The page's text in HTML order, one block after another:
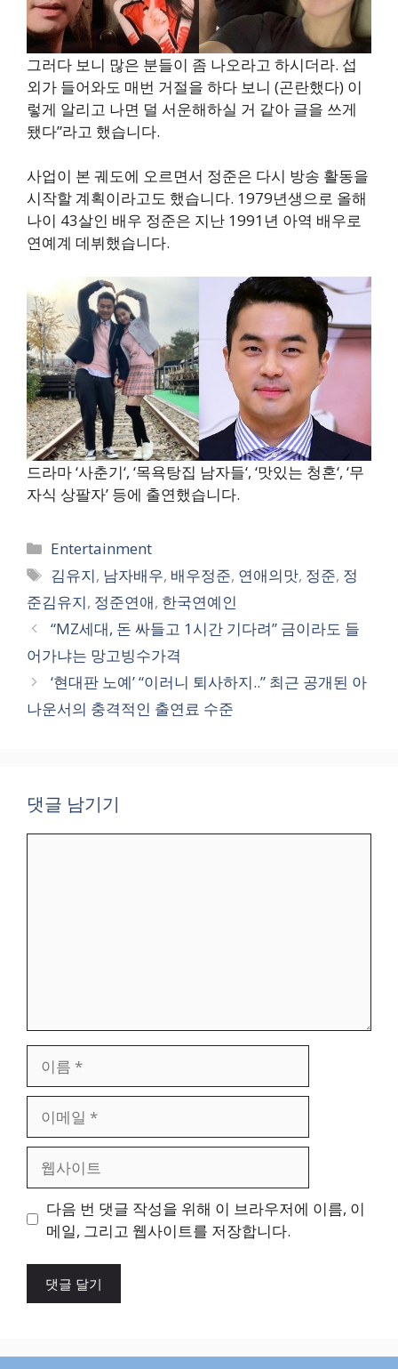
그러다 보니 많은 분들이 좀 나오라고 하시더라. 섭
외가 들어와도 매번 거절을 하다 보니 (곤란했다) 이
렇게 알리고 나면 덜 서운해하실 거 같아 글을 쓰게
됐다”라고 했습니다.
사업이 본 궤도에 오르면서 정준은 다시 방송 활동을
시작할 계획이라고도 했습니다. 1979년생으로 올해
나이 43살인 배우 정준은 지난 1991년 아역 배우로
연예계 데뷔했습니다.
드라마 ‘사춘기‘, ‘목욕탕집 남자들‘, ‘맛있는 청혼‘, ‘무
자식 상팔자’ 등에 출연했습니다.
카
테
고
리
Entertainment
태
그
김유지, 남자배우, 배우정준, 연애의맛, 정준, 정
준김유지, 정준연애, 한국연예인
“MZ세대, 돈 싸들고 1시간 기다려” 금이라도 들
어가냐는 망고빙수가격
‘현대판 노예’ “이러니 퇴사하지..” 최근 공개된 아
나운서의 충격적인 출연료 수준
댓글 남기기
일
트
다음 번 댓글 작성을 위해 이 브라우저에 이름, 이
메일, 그리고 웹사이트를 저장합니다.